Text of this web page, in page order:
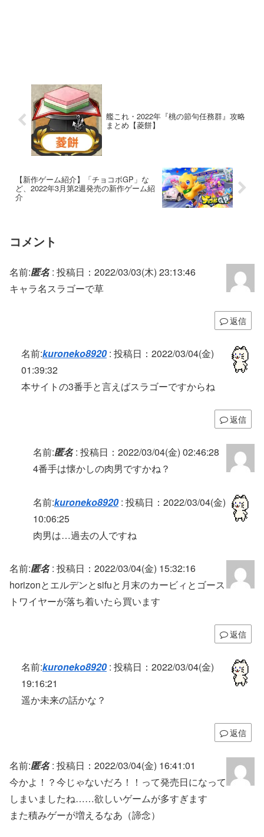
艦これ・2022年『桃の節句任務群』攻略
まとめ【菱餅】
【新作ゲーム紹介】「チョコボGP」な
ど、2022年3月第2週発売の新作ゲーム紹
介
コメント
名前:匿名: 投稿日：2022/03/03(木) 23:13:46
キャラ名スラゴーで草
返信
名前:kuroneko8920: 投稿日：2022/03/04(金)
01:39:32
本サイトの3番手と言えばスラゴーですからね
返信
名前:匿名: 投稿日：2022/03/04(金) 02:46:28
4番手は懐かしの肉男ですかね？
名前:kuroneko8920: 投稿日：2022/03/04(金)
10:06:25
肉男は…過去の人ですね
名前:匿名: 投稿日：2022/03/04(金) 15:32:16
horizonとエルデンとsifuと月末のカービィとゴース
トワイヤーが落ち着いたら買います
返信
名前:kuroneko8920: 投稿日：2022/03/04(金)
19:16:21
遥か未来の話かな？
返信
名前:匿名: 投稿日：2022/03/04(金) 16:41:01
今かよ！？今じゃないだろ！！って発売日になって
しまいましたね……欲しいゲームが多すぎます
また積みゲーが増えるなあ（諦念）